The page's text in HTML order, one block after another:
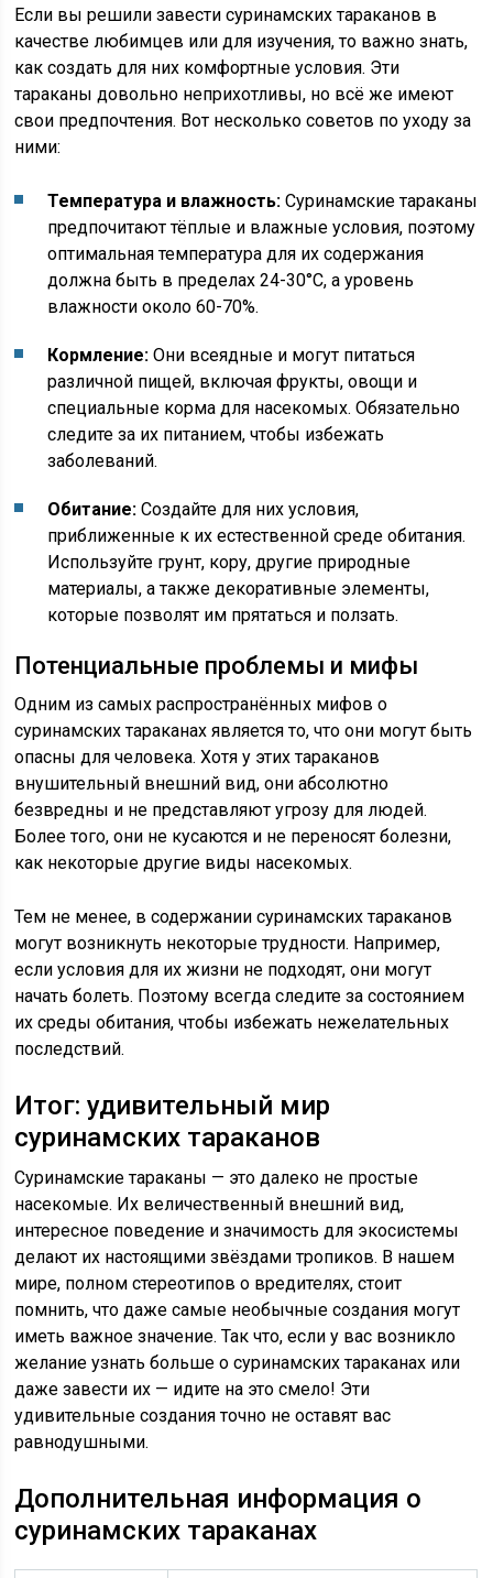
Если вы решили завести суринамских тараканов в
качестве любимцев или для изучения, то важно знать,
как создать для них комфортные условия. Эти
тараканы довольно неприхотливы, но всё же имеют
свои предпочтения. Вот несколько советов по уходу за
ними:
Температура и влажность: Суринамские тараканы
предпочитают тёплые и влажные условия, поэтому
оптимальная температура для их содержания
должна быть в пределах 24-30°C, а уровень
влажности около 60-70%.
Кормление: Они всеядные и могут питаться
различной пищей, включая фрукты, овощи и
специальные корма для насекомых. Обязательно
следите за их питанием, чтобы избежать
заболеваний.
Обитание: Создайте для них условия,
приближенные к их естественной среде обитания.
Используйте грунт, кору, другие природные
материалы, а также декоративные элементы,
которые позволят им прятаться и ползать.
Потенциальные проблемы и мифы
Одним из самых распространённых мифов о
суринамских тараканах является то, что они могут быть
опасны для человека. Хотя у этих тараканов
внушительный внешний вид, они абсолютно
безвредны и не представляют угрозу для людей.
Более того, они не кусаются и не переносят болезни,
как некоторые другие виды насекомых.
Тем не менее, в содержании суринамских тараканов
могут возникнуть некоторые трудности. Например,
если условия для их жизни не подходят, они могут
начать болеть. Поэтому всегда следите за состоянием
их среды обитания, чтобы избежать нежелательных
последствий.
Итог: удивительный мир
суринамских тараканов
Суринамские тараканы — это далеко не простые
насекомые. Их величественный внешний вид,
интересное поведение и значимость для экосистемы
делают их настоящими звёздами тропиков. В нашем
мире, полном стереотипов о вредителях, стоит
помнить, что даже самые необычные создания могут
иметь важное значение. Так что, если у вас возникло
желание узнать больше о суринамских тараканах или
даже завести их — идите на это смело! Эти
удивительные создания точно не оставят вас
равнодушными.
Дополнительная информация о
суринамских тараканах